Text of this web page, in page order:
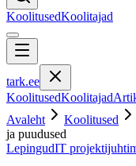
KoolitusedKoolitajad
tark.ee
KoolitusedKoolitajad
Avaleht
Koolitused
ja puudused
LepingudIT